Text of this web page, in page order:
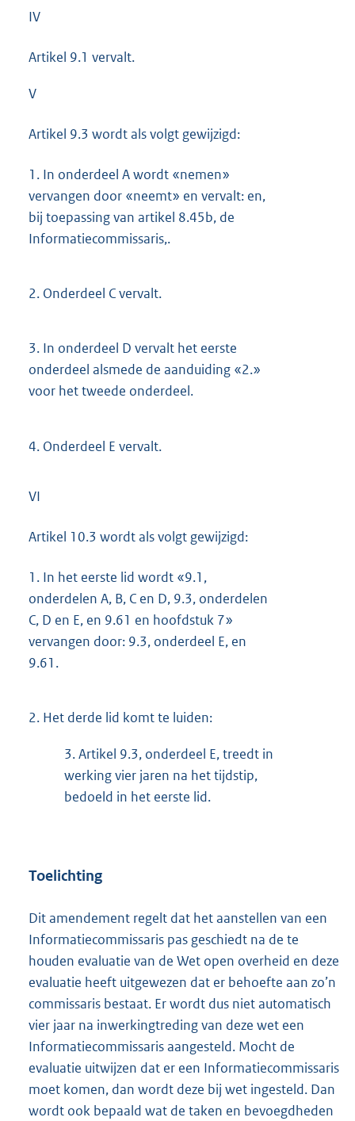
IV
Artikel 9.1 vervalt.
V
Artikel 9.3 wordt als volgt gewijzigd:
1. In onderdeel A wordt «nemen»
vervangen door «neemt» en vervalt: en,
bij toepassing van artikel 8.45b, de
Informatiecommissaris,.
2. Onderdeel C vervalt.
3. In onderdeel D vervalt het eerste
onderdeel alsmede de aanduiding «2.»
voor het tweede onderdeel.
4. Onderdeel E vervalt.
VI
Artikel 10.3 wordt als volgt gewijzigd:
1. In het eerste lid wordt «9.1,
onderdelen A, B, C en D, 9.3, onderdelen
C, D en E, en 9.61 en hoofdstuk 7»
vervangen door: 9.3, onderdeel E, en
9.61.
2. Het derde lid komt te luiden:
3.Artikel 9.3, onderdeel E, treedt in
werking vier jaren na het tijdstip,
bedoeld in het eerste lid.
Toelichting
Dit amendement regelt dat het aanstellen van een
Informatiecommissaris pas geschiedt na de te
houden evaluatie van de Wet open overheid en deze
evaluatie heeft uitgewezen dat er behoefte aan zo’n
commissaris bestaat. Er wordt dus niet automatisch
vier jaar na inwerkingtreding van deze wet een
Informatiecommissaris aangesteld. Mocht de
evaluatie uitwijzen dat er een Informatiecommissaris
moet komen, dan wordt deze bij wet ingesteld. Dan
wordt ook bepaald wat de taken en bevoegdheden